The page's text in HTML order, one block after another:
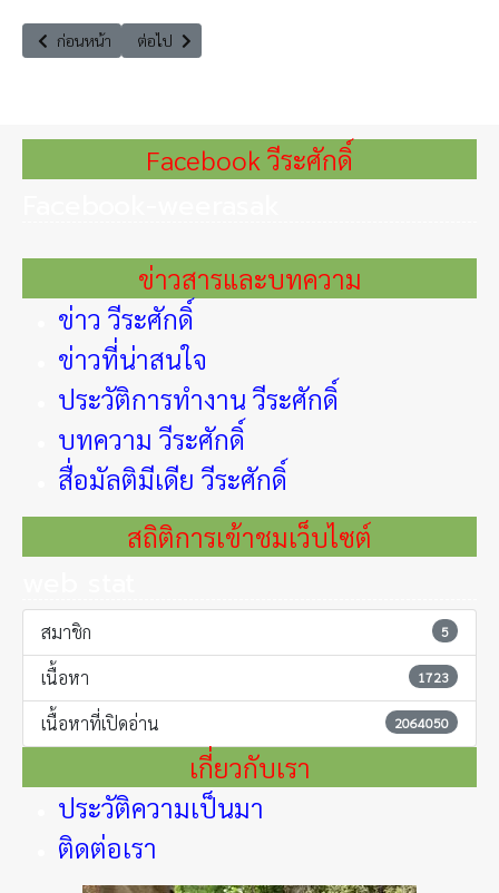
เนื้อหาก่อนหน้า: ตรุษจีนปีกระต่าย คนไทย-ประเทศไทย เซ็งลี้ฮ้อ
ก่อนหน้า เนื้อหาถัดไป: ขอเชิญร่วมฟัง กิจกรรมเชื่อมโยงเครือข่ายธุ
ต่อไป
Facebook วีระศักดิ์
ข่าวสารและบทความ
ข่าว วีระศักดิ์
ข่าวที่น่าสนใจ
ประวัติการทำงาน วีระศักดิ์
บทความ วีระศักดิ์
สื่อมัลติมีเดีย วีระศักดิ์
สถิติการเข้าชมเว็บไซต์
สมาชิก 5
เนื้อหา 1723
เนื้อหาที่เปิดอ่าน 2064050
เกี่ยวกับเรา
ประวัติความเป็นมา
ติดต่อเรา